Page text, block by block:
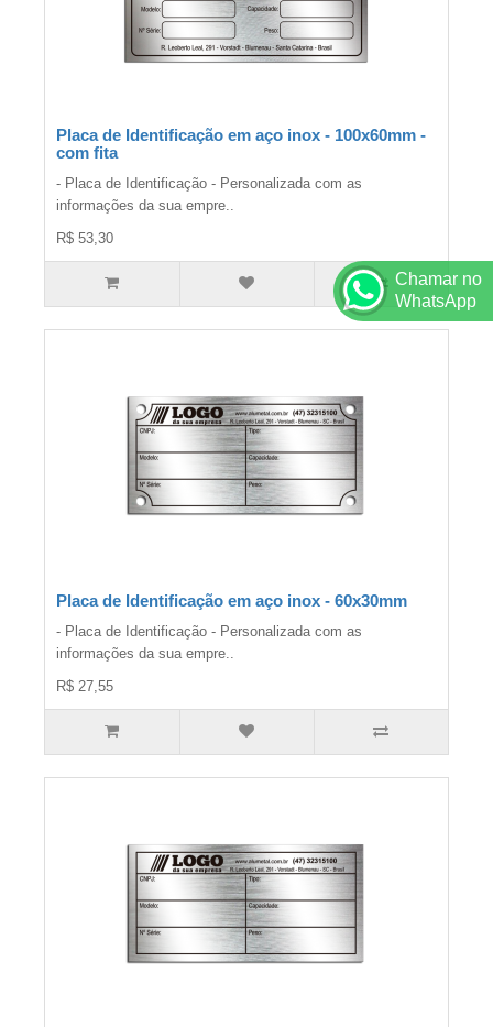
Placa de Identificação em aço inox - 100x60mm -
com fita
- Placa de Identificação - Personalizada com as
informações da sua empre..
R$ 53,30
Placa de Identificação em aço inox - 60x30mm
- Placa de Identificação - Personalizada com as
informações da sua empre..
R$ 27,55
Chamar no
WhatsApp